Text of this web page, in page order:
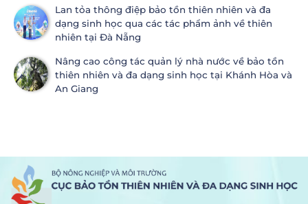
Lan tỏa thông điệp bảo tồn thiên nhiên và đa
dạng sinh học qua các tác phẩm ảnh về thiên
nhiên tại Đà Nẵng
Nâng cao công tác quản lý nhà nước về bảo tồn
thiên nhiên và đa dạng sinh học tại Khánh Hòa và
An Giang